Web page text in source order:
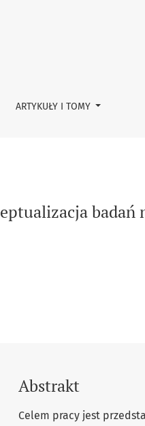
badań nad
ARTYKUŁY I TOMY
obecnie wybrany to:
badań
Abstrakt
Celem pracy jest